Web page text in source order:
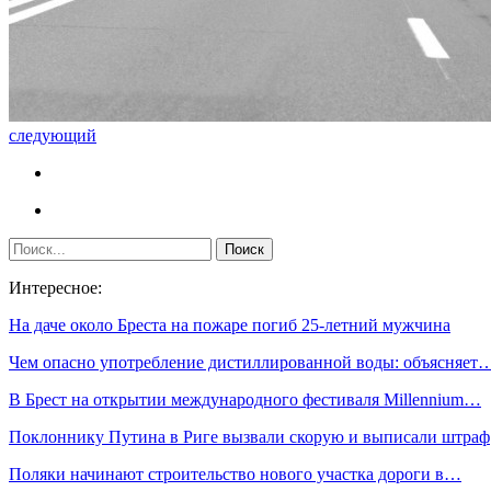
следующий
Интересное:
На даче около Бреста на пожаре погиб 25-летний мужчина
Чем опасно употребление дистиллированной воды:
В Брест на открытии международного фестиваля Millennium…
Поклоннику Путина в Риге вызвали скорую и выписали штраф
Поляки начинают строительство нового участка дороги в…